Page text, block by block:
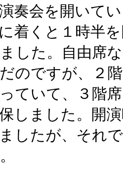
奏会を開いて
着くと１時半
した。自由席
のですが、２
ていて、３階
しました。開
したが、それ